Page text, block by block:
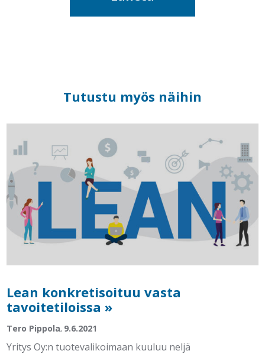
Tutustu myös näihin
Lean konkretisoituu vasta
tavoitetiloissa »
Tero Pippola, 9.6.2021
Yritys Oy:n tuotevalikoimaan kuuluu neljä